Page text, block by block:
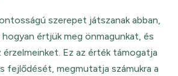
szerepet játszanak abban,
értjük meg önmagunkat, és
érzelmeinket. Ez az érték támogatja
fejlődését, megmutatja számukra a